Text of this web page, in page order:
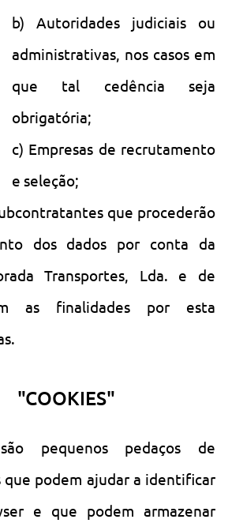
b) Autoridades judiciais ou
administrativas, nos casos em
que tal cedência seja
obrigatória;
c) Empresas de recrutamento
e seleção;
que procederão
dos dados por conta da
Transportes, Lda. e de
as finalidades por esta
"COOKIES"
são pequenos pedaços de
que podem ajudar a identificar
e que podem armazenar